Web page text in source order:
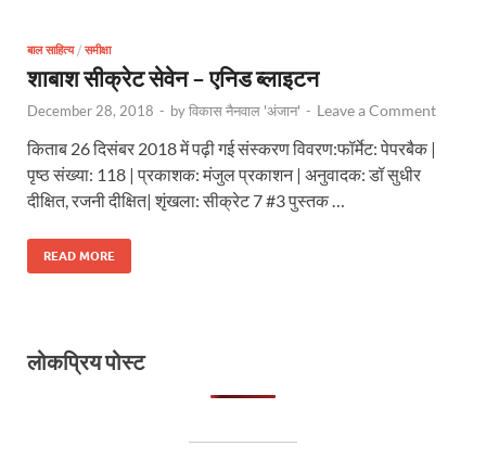
बाल साहित्य/ समीक्षा
शाबाश सीक्रेट सेवेन – एनिड ब्लाइटन
December 28, 2018 - byविकास नैनवाल 'अंजान' - Leave a Comment
किताब 26 दिसंबर 2018 में पढ़ी गई संस्करण विवरण:फॉर्मेट: पेपरबैक |
पृष्ठ संख्या: 118 | प्रकाशक: मंजुल प्रकाशन | अनुवादक: डॉ सुधीर
दीक्षित, रजनी दीक्षित| शृंखला: सीक्रेट 7 #3 पुस्तक …
READ MORE
लोकप्रिय पोस्ट